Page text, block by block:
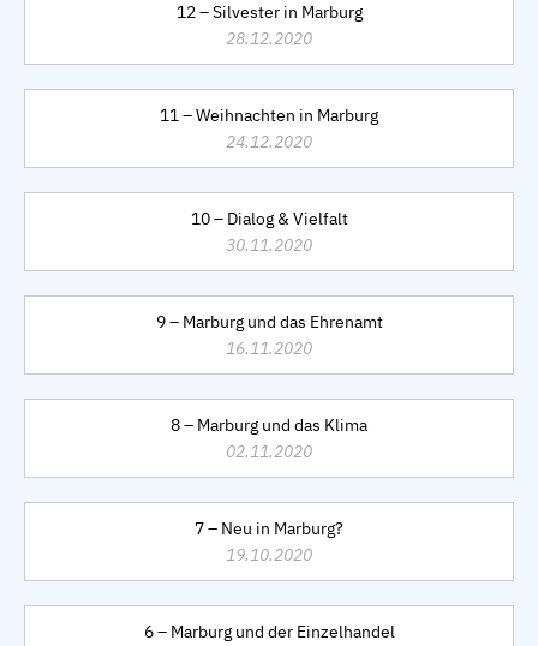
12 – Silvester in Marburg
28.12.2020
11 – Weihnachten in Marburg
24.12.2020
10 – Dialog & Vielfalt
30.11.2020
9 – Marburg und das Ehrenamt
16.11.2020
8 – Marburg und das Klima
02.11.2020
7 – Neu in Marburg?
19.10.2020
6 – Marburg und der Einzelhandel